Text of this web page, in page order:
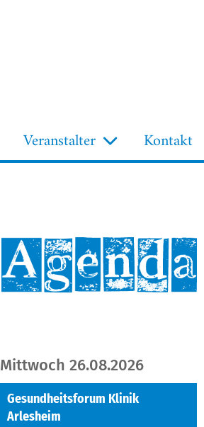
Veranstalter Kontakt
Mittwoch 26.08.2026
Gesundheitsforum Klinik
Arlesheim